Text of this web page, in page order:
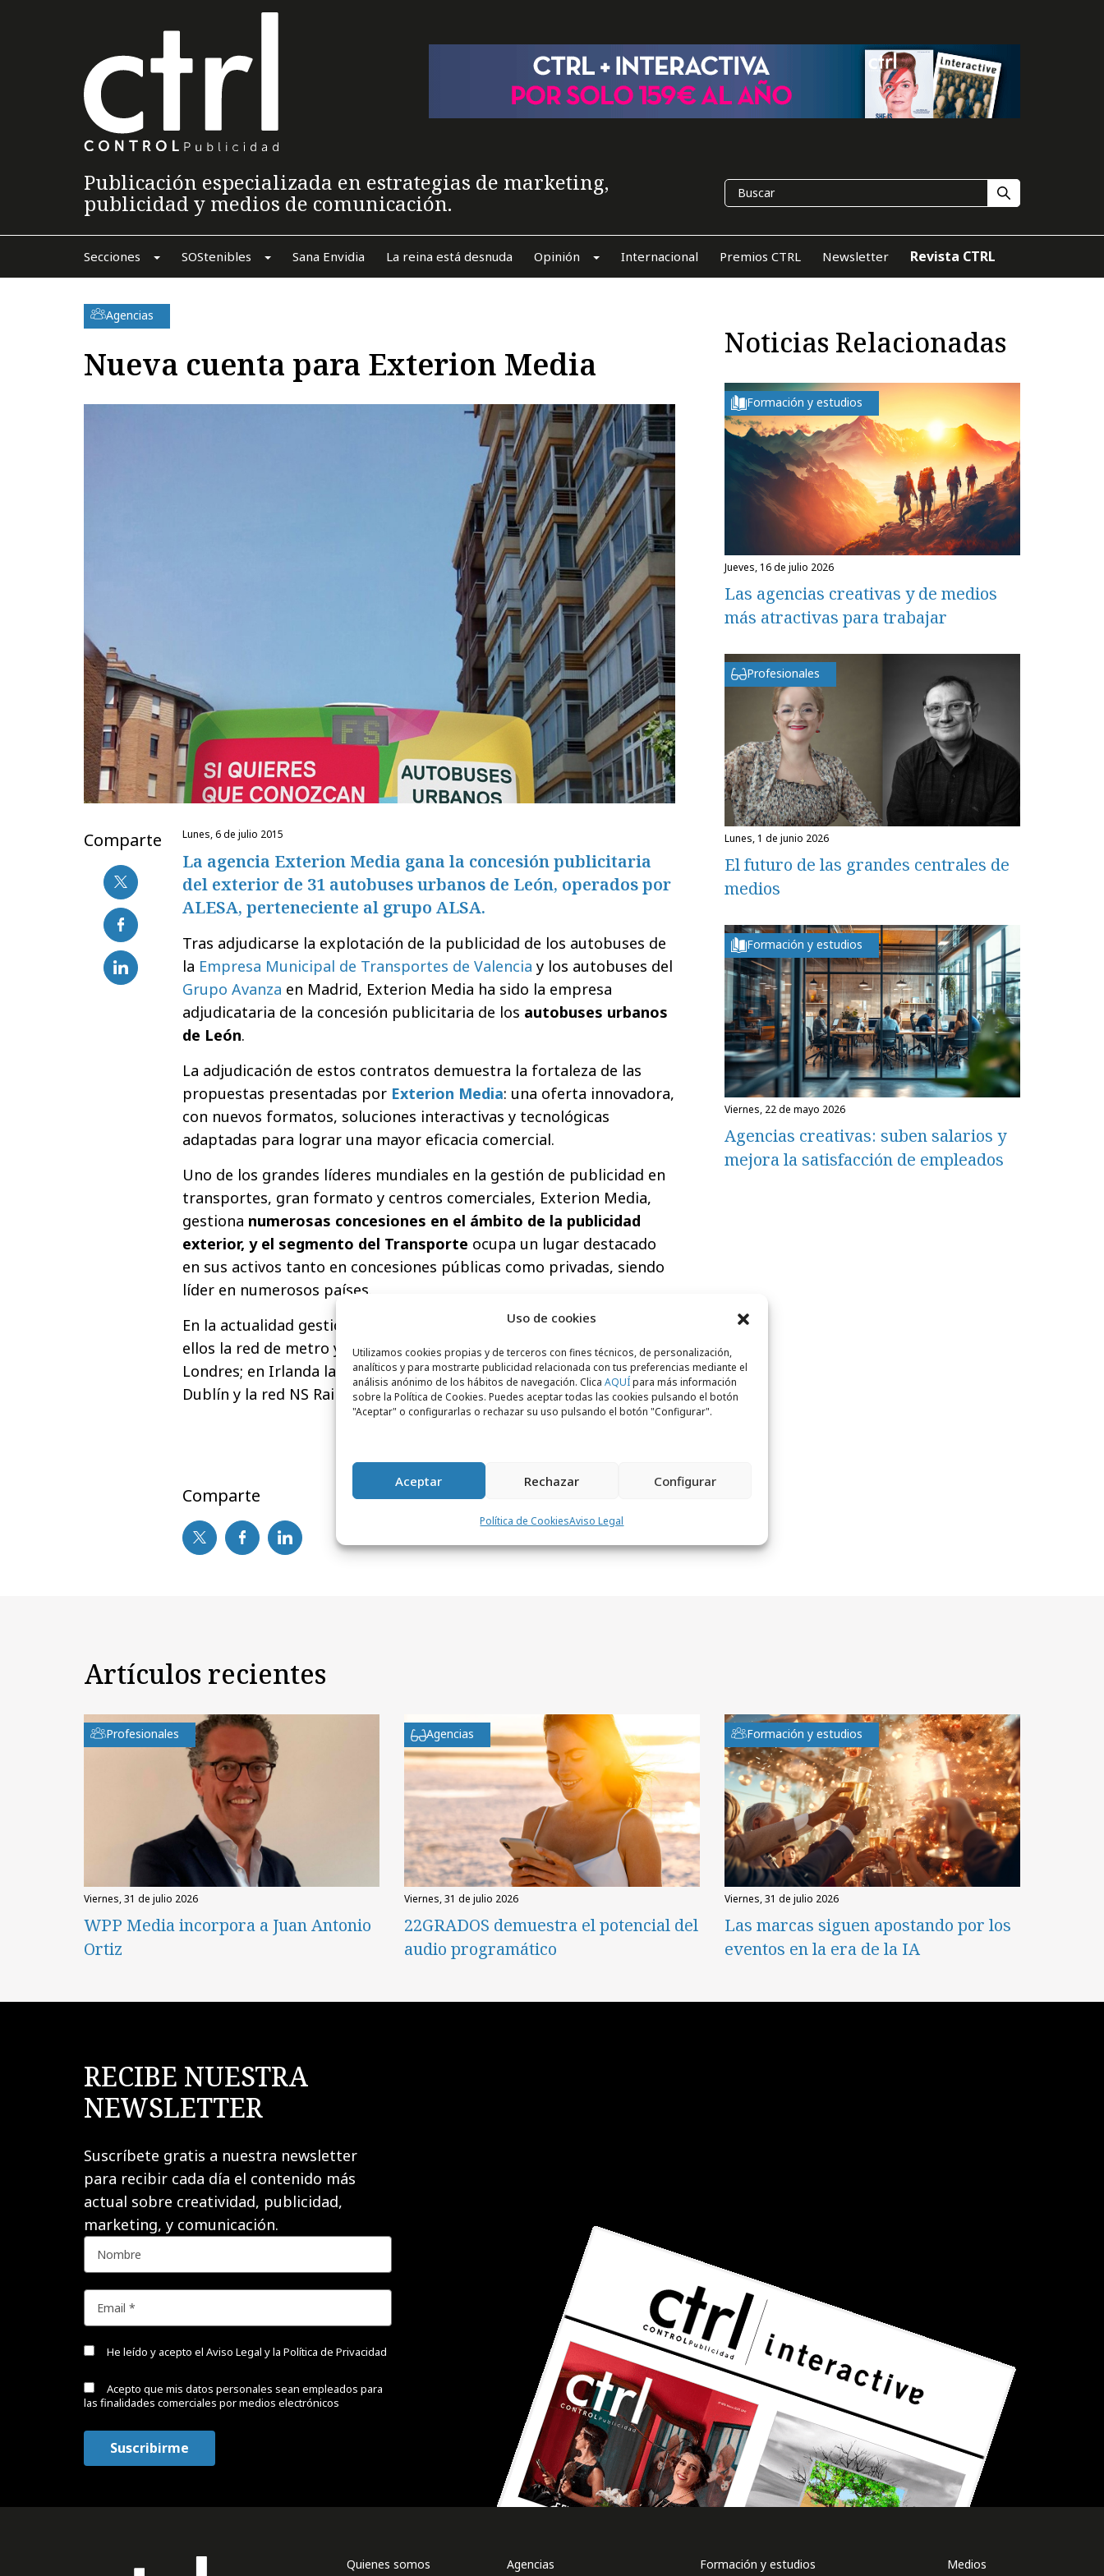
Uso de cookies
Utilizamos cookies propias y de terceros con fines técnicos, de personalización,
analíticos y para mostrarte publicidad relacionada con tus preferencias mediante el
análisis anónimo de los hábitos de navegación. Clica AQUÍpara más información
sobre la Política de Cookies. Puedes aceptar todas las cookies pulsando el botón
"Aceptar" o configurarlas o rechazar su uso pulsando el botón "Configurar".
Aceptar Rechazar Configurar
Política de CookiesAviso Legal
Publicación especializada en estrategias de marketing,
publicidad y medios de comunicación.
Secciones SOStenibles Sana Envidia La reina está desnuda Opinión Internacional Premios CTRL Newsletter Revista CTRL
Agencias
Nueva cuenta para Exterion Media
Comparte lunes, 6 de julio 2015
La agencia Exterion Media gana la concesión publicitaria
del exterior de 31 autobuses urbanos de León, operados por
ALESA, perteneciente al grupo ALSA.
Tras adjudicarse la explotación de la publicidad de los autobuses de
la Empresa Municipal de Transportes de Valencia y los autobuses del
Grupo Avanza en Madrid, Exterion Media ha sido la empresa
adjudicataria de la concesión publicitaria de los autobuses urbanos
de León.
La adjudicación de estos contratos demuestra la fortaleza de las
propuestas presentadas por Exterion Media: una oferta innovadora,
con nuevos formatos, soluciones interactivas y tecnológicas
adaptadas para lograr una mayor eficacia comercial.
Uno de los grandes líderes mundiales en la gestión de publicidad en
transportes, gran formato y centros comerciales, Exterion Media,
gestiona numerosas concesiones en el ámbito de la publicidad
exterior, y el segmento del Transporte ocupa un lugar destacado
en sus activos tanto en concesiones públicas como privadas, siendo
líder en numerosos países.
En la actualidad gestiona importantes contratos de este tipo, entre
ellos la red de metro y los emblemáticos autobuses de la ciudad de
Londres; en Irlanda la red nacional de autobuses y así como la red de
Dublín y la red NS Rail en los Países Bajos.
Comparte
Noticias Relacionadas
Formación y estudios
jueves, 16 de julio 2026
Las agencias creativas y de medios
más atractivas para trabajar
Profesionales
lunes, 1 de junio 2026
El futuro de las grandes centrales de
medios
Formación y estudios
viernes, 22 de mayo 2026
Agencias creativas: suben salarios y
mejora la satisfacción de empleados
Artículos recientes
Profesionales
viernes, 31 de julio 2026
WPP Media incorpora a Juan Antonio
Ortiz
Agencias
viernes, 31 de julio 2026
22GRADOS demuestra el potencial del
audio programático
Formación y estudios
viernes, 31 de julio 2026
Las marcas siguen apostando por los
eventos en la era de la IA
RECIBE NUESTRA
NEWSLETTER
Suscríbete gratis a nuestra newsletter
para recibir cada día el contenido más
actual sobre creatividad, publicidad,
marketing, y comunicación.
He leído y acepto el Aviso Legal y la Política de Privacidad
Acepto que mis datos personales sean empleados para
las finalidades comerciales por medios electrónicos
Quienes somos Agencias Formación y estudios Medios